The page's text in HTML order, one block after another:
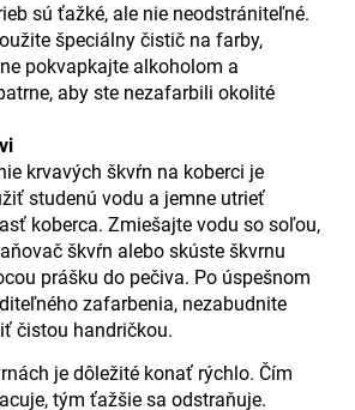
sú ťažké, ale nie neodstrániteľné.
špeciálny čistič na farby,
pokvapkajte alkoholom a
aby ste nezafarbili okolité
krvavých škvŕn na koberci je
studenú vodu a jemne utrieť
koberca. Zmiešajte vodu so soľou,
škvŕn alebo skúste škvrnu
prášku do pečiva. Po úspešnom
zafarbenia, nezabudnite
čistou handričkou.
je dôležité konať rýchlo. Čím
tým ťažšie sa odstraňuje.